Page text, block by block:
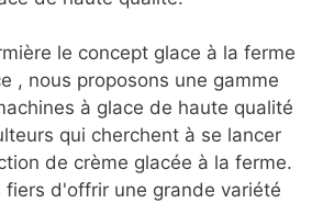
le concept glace à la ferme
, nous proposons une gamme
à glace de haute qualité
qui cherchent à se lancer
de crème glacée à la ferme.
fiers d'offrir une grande variété